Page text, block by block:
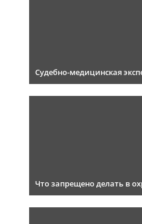
Судебно-медицинская
Что запрещено делать в